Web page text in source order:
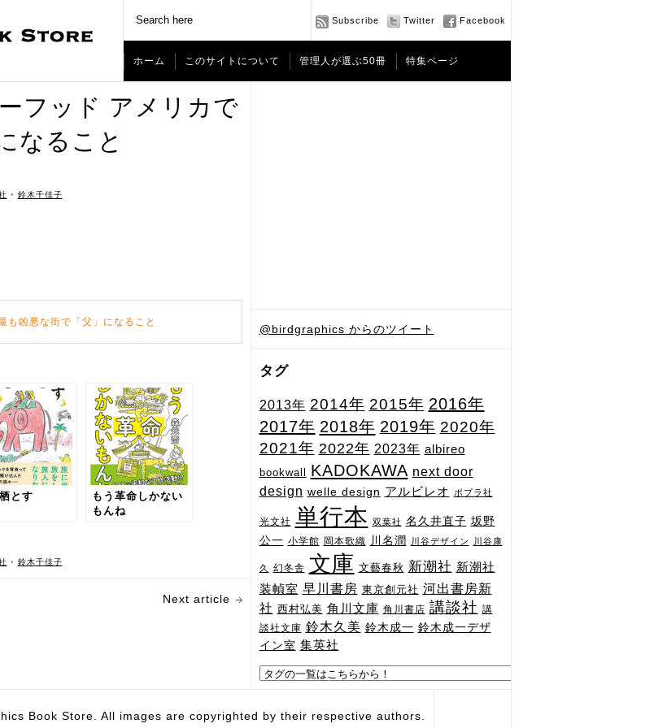
Subscribe Twitter Facebook
ホーム このサイトについて 管理人が選ぶ50冊 特集ページ
@birdgraphics からのツイート
タグ
2013年 2014年 2015年 2016年
2017年 2018年 2019年 2020年
2021年 2022年 2023年 albireo
bookwall KADOKAWA next door
design welle design アルビレオ ポプラ社
光文社 単行本 双葉社 名久井直子 坂野
公一 小学館 岡本歌織 川名潤 川谷デザイン 川谷康
久 幻冬舎 文庫 文藝春秋 新潮社 新潮社
装幀室 早川書房 東京創元社 河出書房新
社 西村弘美 角川文庫 角川書店 講談社 講
談社文庫 鈴木久美 鈴木成一 鈴木成一デザ
イン室 集英社
フッド アメリカで
なること
• 鈴木千佳子
も凶悪な街で「父」になること
とす
もう革命しかない
もんね
• 鈴木千佳子
Next article
Book Store. All images are copyrighted by their respective authors.